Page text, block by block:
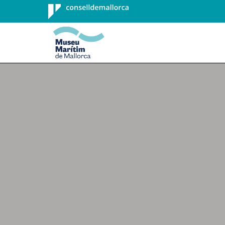
Consell de
Mallorca